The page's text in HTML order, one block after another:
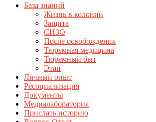
База знаний
Жизнь в колонии
Защита
СИЗО
После освобождения
Тюремная медицина
Тюремный быт
Этап
Личный опыт
Ресоциализация
Документы
Медиалаборатория
Прислать историю